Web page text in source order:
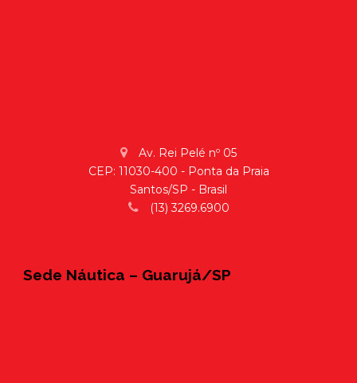
Av. Rei Pelé nº 05
CEP: 11030-400 - Ponta da Praia
Santos/SP - Brasil
(13) 3269.6900
Sede Náutica – Guarujá/SP